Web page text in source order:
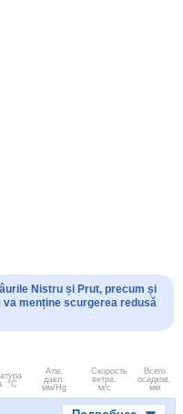
Nistru și Prut, precum și
menține scurgerea redusă
°C
Атм.
давл.
мм/Hg
Скорость
ветра.
м/с
Всего
осадков,
мм